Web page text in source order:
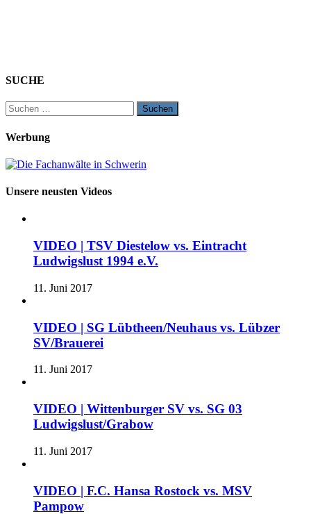
SUCHE
Suchen
nach:
Werbung
Unsere neusten Videos
VIDEO | TSV Diestelow vs. Eintracht
Ludwigslust 1994 e.V.
11. Juni 2017
VIDEO | SG Lübtheen/Neuhaus vs. Lübzer
SV/Brauerei
11. Juni 2017
VIDEO | Wittenburger SV vs. SG 03
Ludwigslust/Grabow
11. Juni 2017
VIDEO | F.C. Hansa Rostock vs. MSV
Pampow